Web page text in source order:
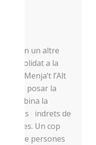
en un altre
consolidat a la
de Menja’t l’Alt
de posar la
combina la
diversos indrets de
Un cop
de persones